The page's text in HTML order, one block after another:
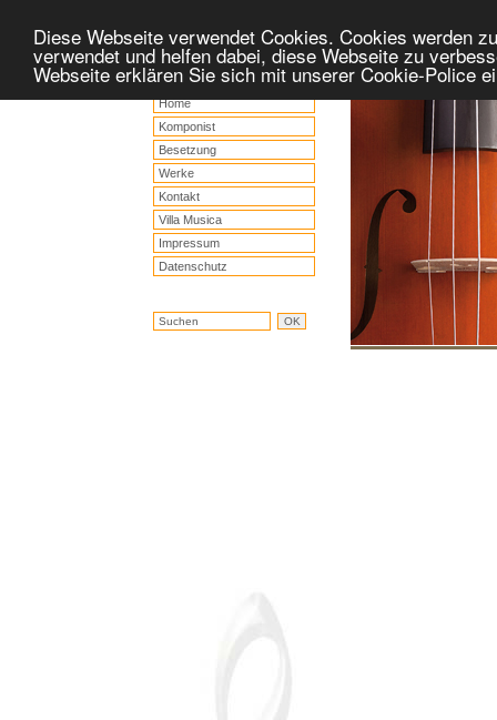
Diese Webseite verwendet Cookies. Cookies werden
verwendet und helfen dabei, diese Webseite zu
Webseite erklären Sie sich mit unserer Cookie-Police
Home
Komponist
Besetzung
Werke
Kontakt
Villa Musica
Impressum
Datenschutz